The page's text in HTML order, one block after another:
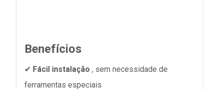
Benefícios
✔ Fácil instalação , sem necessidade de
ferramentas especiais